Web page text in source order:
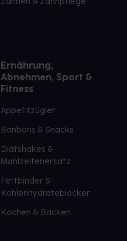
Ernährung,
Abnehmen, Sport &
Fitness
Appetitzügler
Bonbons & Snacks
Diätshakes &
Mahlzeitenersatz
Fettbinder &
Kohlenhydrateblocker
Kochen & Backen